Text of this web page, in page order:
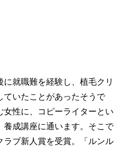
就職難を経験し、植毛クリ
ていたことがあったそうで
性に、コピーライターとい
養成講座に通います。そこで
ラブ新人賞を受賞。「ルンル